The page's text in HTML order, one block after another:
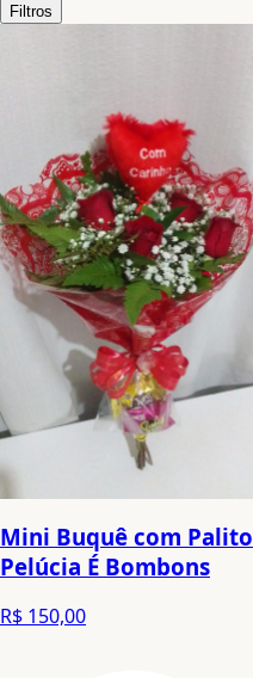
Filtros
Mini Buquê com Palito
Pelúcia É Bombons
R$ 150,00